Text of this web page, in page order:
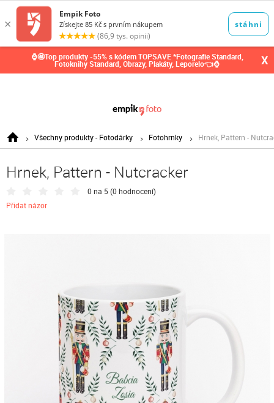
⌚🤩Top produkty -55% s kódem TOPSAVE *Fotografie Standard,
Fotoknihy Standard, Obrazy, Plakáty, Leporelo👈⌚ X
Všechny produkty - Fotodárky Fotohrnky Hrnek, Pattern -
Hrnek, Pattern - Nutcracker
0 na 5 (0 hodnocení)
Přidat názor